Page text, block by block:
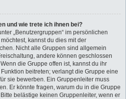
und wie trete ich ihnen bei?
„Benutzergruppen“ im persönlichen
kannst du dies mit der
Nicht alle Gruppen sind allgemein
andere können geschlossen
die Gruppe offen ist, kannst du ihr
beitreten; verlangt die Gruppe eine
sie bewerben. Ein Gruppenleiter muss
Er könnte fragen, warum du in die Gruppe
belästige keinen Gruppenleiter, wenn er